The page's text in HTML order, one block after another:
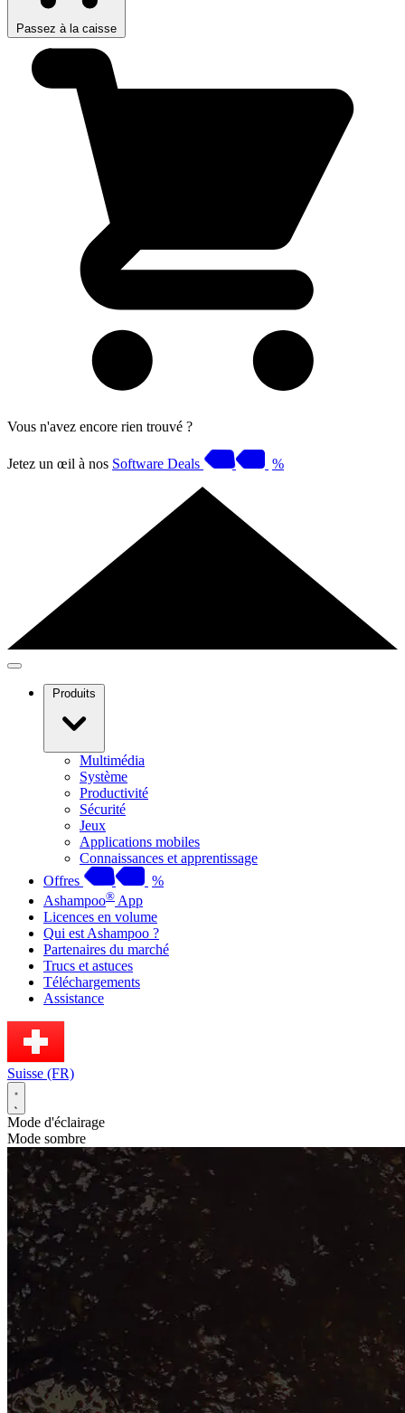
Passez à la caisse
Vous n'avez encore rien trouvé ?
Jetez un œil à nos Software Deals %
Produits
Multimédia
Système
Productivité
Sécurité
Jeux
Applications mobiles
Connaissances et apprentissage
Offres
%
Ashampoo® App
Licences en volume
Qui est Ashampoo ?
Partenaires du marché
Trucs et astuces
Téléchargements
Assistance
Suisse (FR)
Mode d'éclairage
Mode sombre